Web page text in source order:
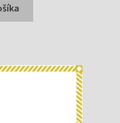
je:
6,27 €.